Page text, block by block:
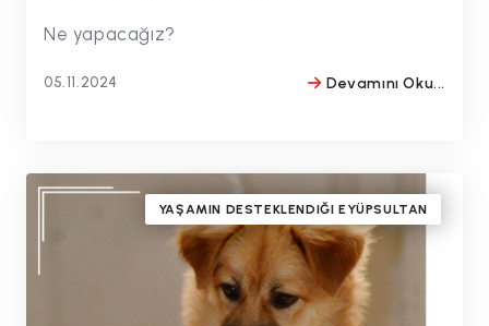
Ne yapacağız?
05.11.2024
Devamını Oku...
YAŞAMIN DESTEKLENDIĞI EYÜPSULTAN